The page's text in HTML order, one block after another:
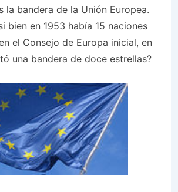
la bandera de la Unión Europea.
bien en 1953 había 15 naciones
el Consejo de Europa inicial, en
una bandera de doce estrellas?